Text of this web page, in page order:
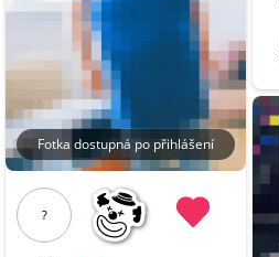
Fotka dostupná po přihlášení
?